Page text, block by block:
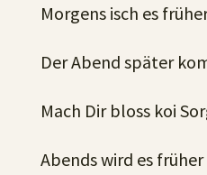
Morgens isch es
Der Abend später
Mach Dir bloss koi
Abends wird es